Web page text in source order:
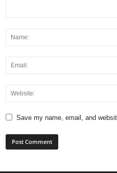
Save my name, email, and